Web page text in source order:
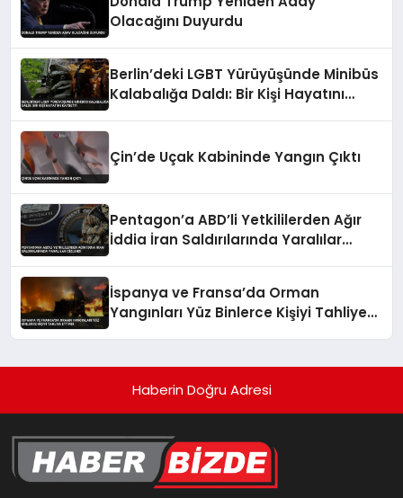
Olacağını Duyurdu
Berlin’deki LGBT Yürüyüşünde Minibüs
Kalabalığa Daldı: Bir Kişi Hayatını
Çin’de Uçak Kabininde Yangın Çıktı
Pentagon’a ABD’li Yetkililerden Ağır
İddia İran Saldırılarında Yaralılar
İspanya ve Fransa’da Orman
Yangınları Yüz Binlerce Kişiyi Tahliye
Haberin Doğru Adresi